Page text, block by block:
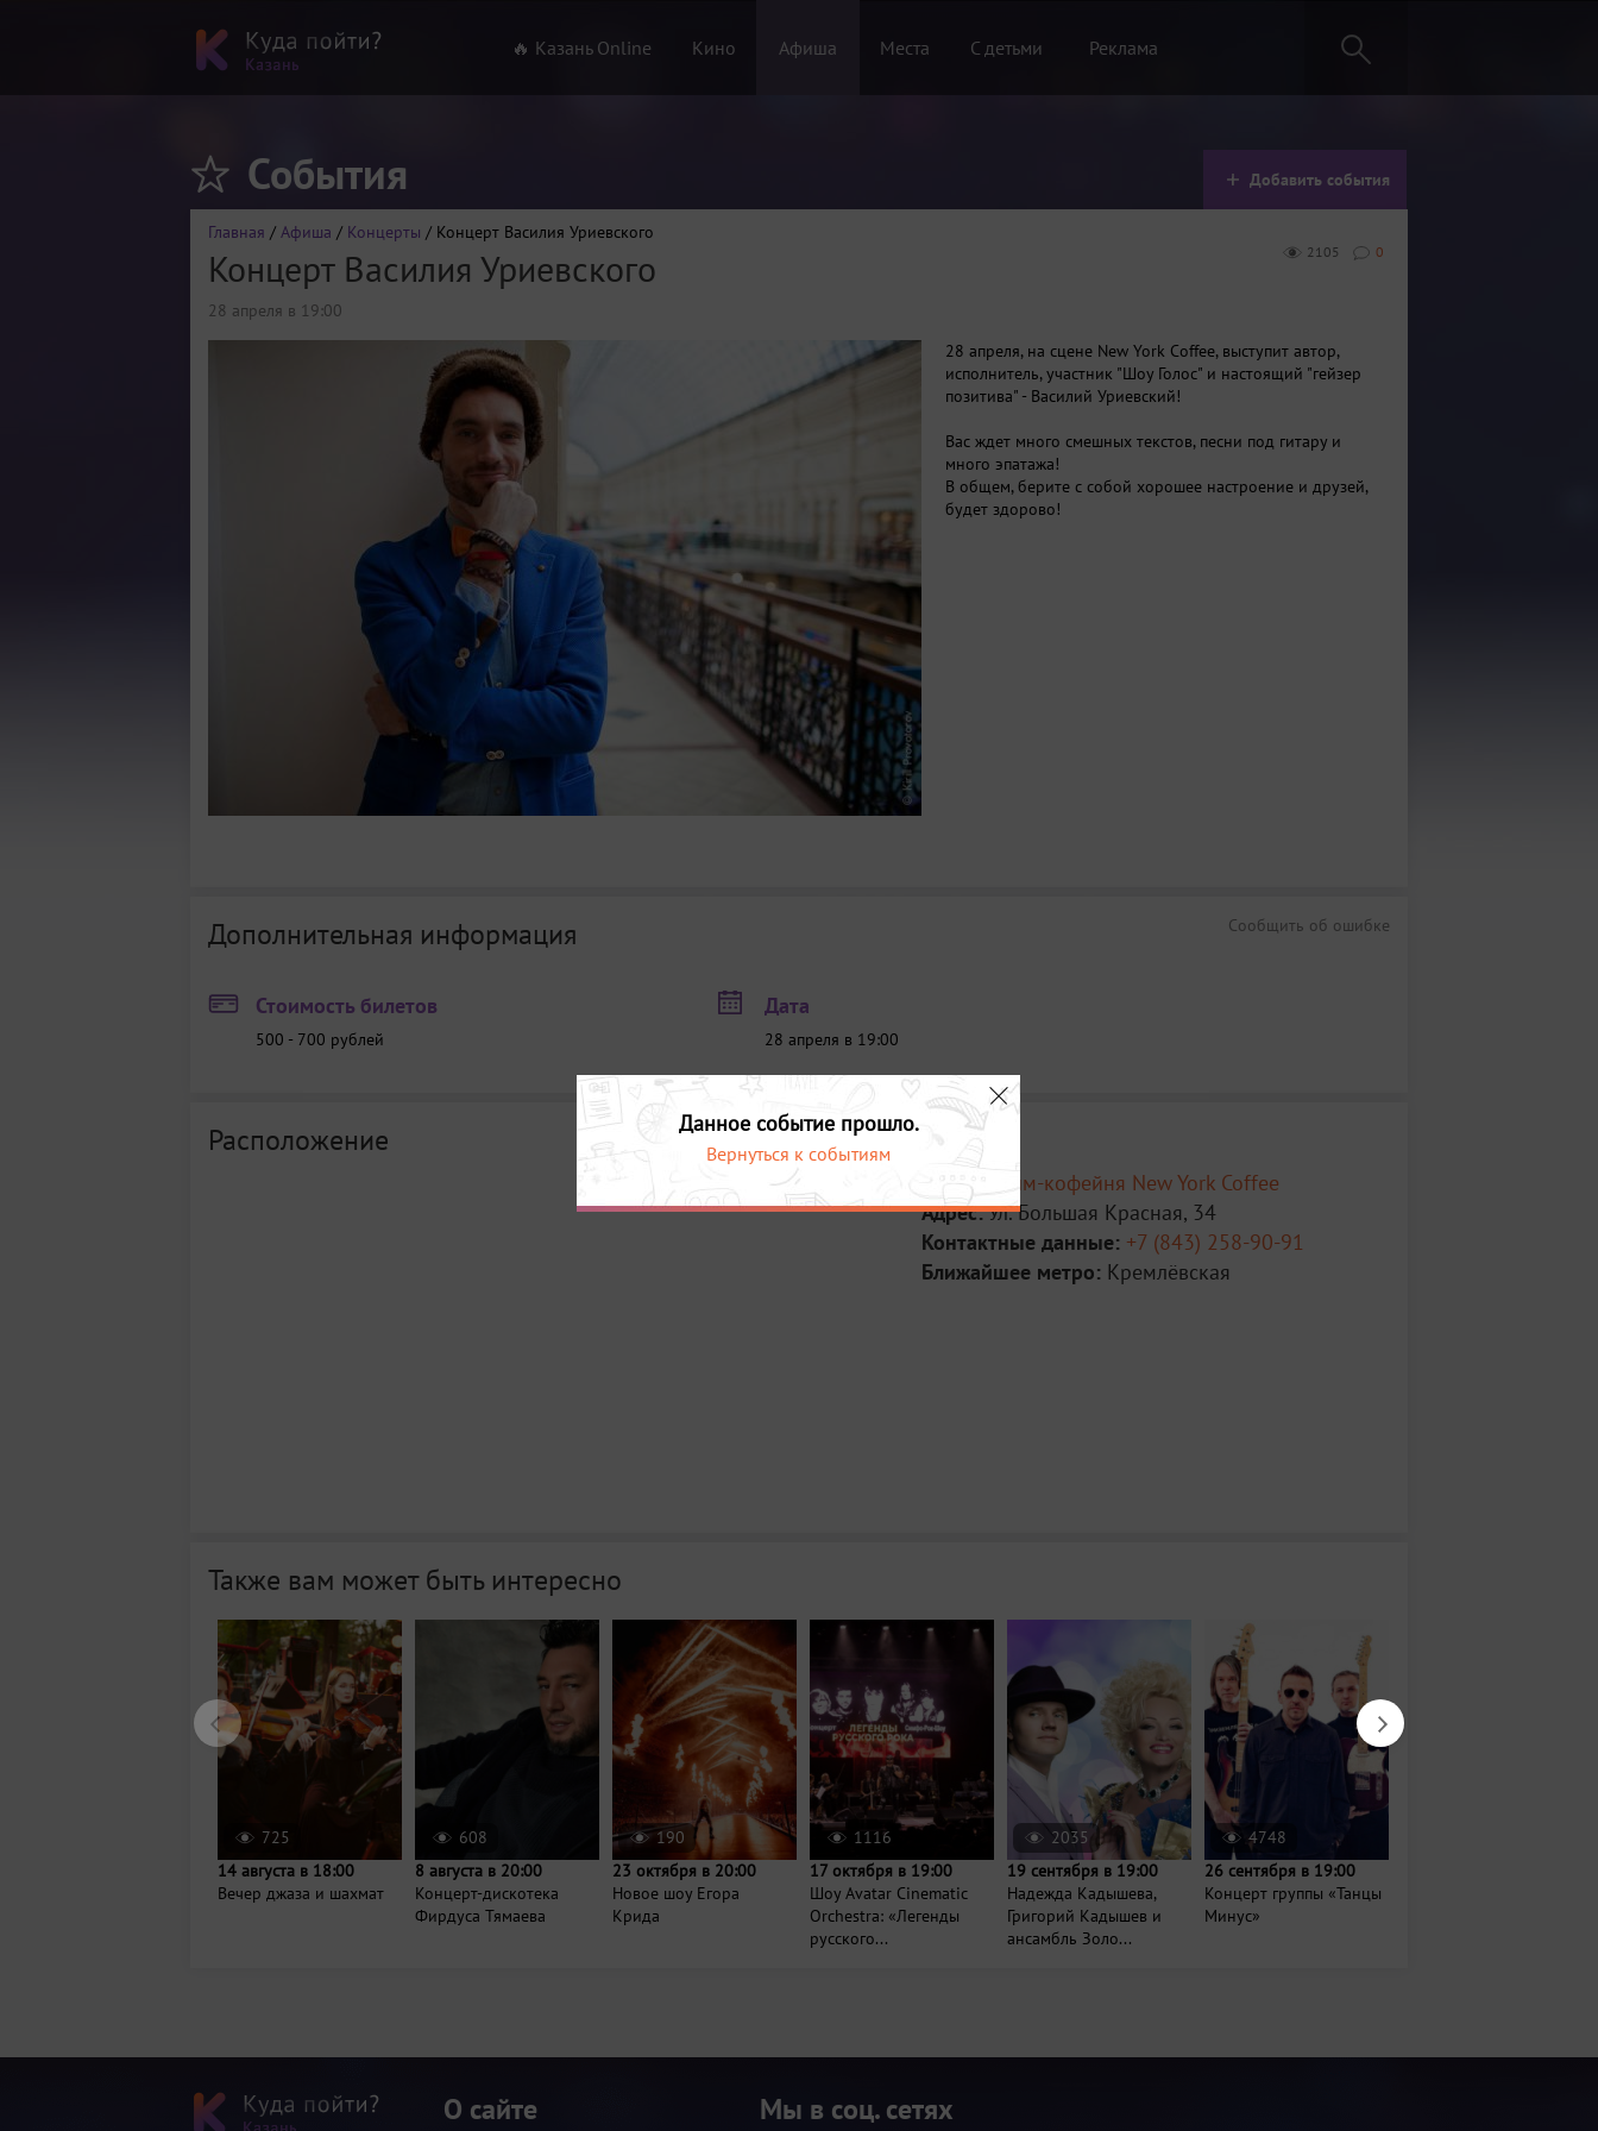
🔥 Казань Online Кино Афиша Места С детьми Реклама
События Добавить события
Главная / Афиша / Концерты / Концерт Василия Уриевского
0
2105
Концерт Василия Уриевского
28 апреля в 19:00
28 апреля, на сцене New York Coffee, выступит автор,
исполнитель, участник "Шоу Голос" и настоящий "гейзер
позитива" - Василий Уриевский!
Вас ждет много смешных текстов, песни под гитару и
много эпатажа!
В общем, берите с собой хорошее настроение и друзей,
будет здорово!
Сообщить об ошибке
Дополнительная информация
Стоимость билетов
500 - 700 рублей
Дата
28 апреля в 19:00
Расположение
Место:
Тайм-кофейня New York Coffee
Адрес:Ул. Большая Красная, 34
Контактные данные: +7 (843) 258-90-91
Ближайшее метро: Кремлёвская
Также вам может быть интересно
725
14 августа в 18:00
Вечер джаза и шахмат
608
8 августа в 20:00
Концерт-дискотека
Фирдуса Тямаева
190
23 октября в 20:00
Новое шоу Егора
Крида
1116
17 октября в 19:00
Шоу Avatar Cinematic
Orchestra: «Легенды
русского...
2035
19 сентября в 19:00
Надежда Кадышева,
Григорий Кадышев и
ансамбль Золо...
4748
26 сентября в 19:00
Концерт группы «Танцы
Минус»
Данное событие прошло.
Вернуться к событиям
О сайте Мы в соц. сетях